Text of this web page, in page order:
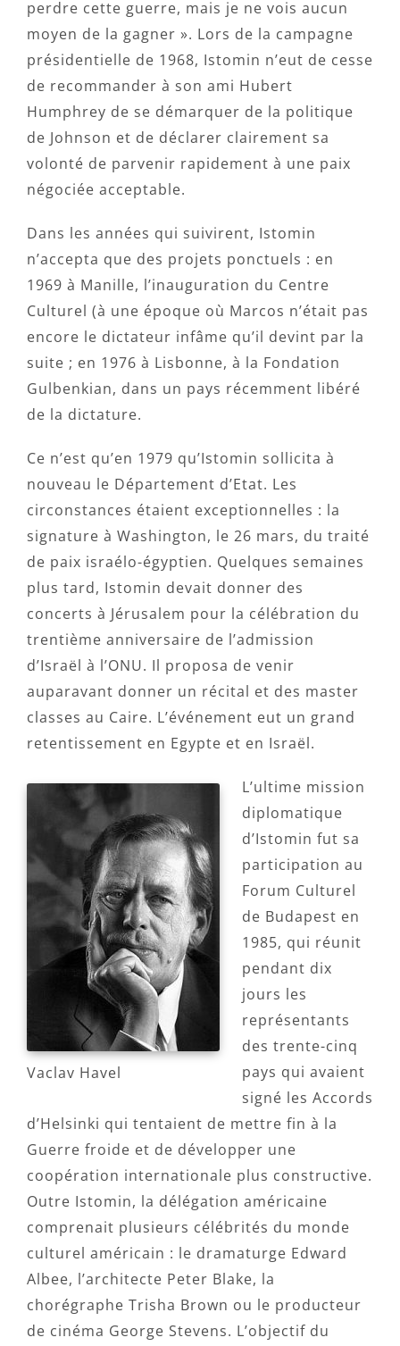
perdre cette guerre, mais je ne vois aucun
moyen de la gagner ». Lors de la campagne
présidentielle de 1968, Istomin n’eut de cesse
de recommander à son ami Hubert
Humphrey de se démarquer de la politique
de Johnson et de déclarer clairement sa
volonté de parvenir rapidement à une paix
négociée acceptable.
Dans les années qui suivirent, Istomin
n’accepta que des projets ponctuels : en
1969 à Manille, l’inauguration du Centre
Culturel (à une époque où Marcos n’était pas
encore le dictateur infâme qu’il devint par la
suite ; en 1976 à Lisbonne, à la Fondation
Gulbenkian, dans un pays récemment libéré
de la dictature.
Ce n’est qu’en 1979 qu’Istomin sollicita à
nouveau le Département d’Etat. Les
circonstances étaient exceptionnelles : la
signature à Washington, le 26 mars, du traité
de paix israélo-égyptien. Quelques semaines
plus tard, Istomin devait donner des
concerts à Jérusalem pour la célébration du
trentième anniversaire de l’admission
d’Israël à l’ONU. Il proposa de venir
auparavant donner un récital et des master
classes au Caire. L’événement eut un grand
retentissement en Egypte et en Israël.
Vaclav Havel
L’ultime mission
diplomatique
d’Istomin fut sa
participation au
Forum Culturel
de Budapest en
1985, qui réunit
pendant dix
jours les
représentants
des trente-cinq
pays qui avaient
signé les Accords
d’Helsinki qui tentaient de mettre fin à la
Guerre froide et de développer une
coopération internationale plus constructive.
Outre Istomin, la délégation américaine
comprenait plusieurs célébrités du monde
culturel américain : le dramaturge Edward
Albee, l’architecte Peter Blake, la
chorégraphe Trisha Brown ou le producteur
de cinéma George Stevens. L’objectif du